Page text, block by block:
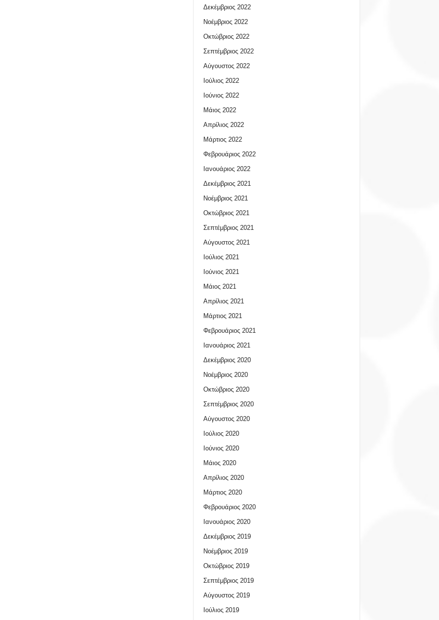
Δεκέμβριος 2022
Νοέμβριος 2022
Οκτώβριος 2022
Σεπτέμβριος 2022
Αύγουστος 2022
Ιούλιος 2022
Ιούνιος 2022
Μάιος 2022
Απρίλιος 2022
Μάρτιος 2022
Φεβρουάριος 2022
Ιανουάριος 2022
Δεκέμβριος 2021
Νοέμβριος 2021
Οκτώβριος 2021
Σεπτέμβριος 2021
Αύγουστος 2021
Ιούλιος 2021
Ιούνιος 2021
Μάιος 2021
Απρίλιος 2021
Μάρτιος 2021
Φεβρουάριος 2021
Ιανουάριος 2021
Δεκέμβριος 2020
Νοέμβριος 2020
Οκτώβριος 2020
Σεπτέμβριος 2020
Αύγουστος 2020
Ιούλιος 2020
Ιούνιος 2020
Μάιος 2020
Απρίλιος 2020
Μάρτιος 2020
Φεβρουάριος 2020
Ιανουάριος 2020
Δεκέμβριος 2019
Νοέμβριος 2019
Οκτώβριος 2019
Σεπτέμβριος 2019
Αύγουστος 2019
Ιούλιος 2019